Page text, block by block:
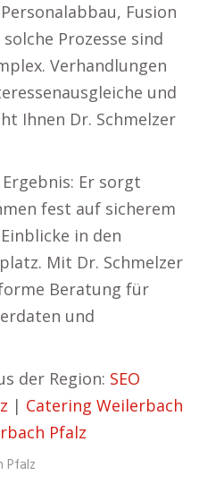
Fusion
Prozesse sind
Verhandlungen
und
Ihnen Dr. Schmelzer
Er sorgt
fest auf sicherem
in den
Mit Dr. Schmelzer
Beratung für
und
der Region: SEO
| Catering Weilerbach
Pfalz
Pfalz